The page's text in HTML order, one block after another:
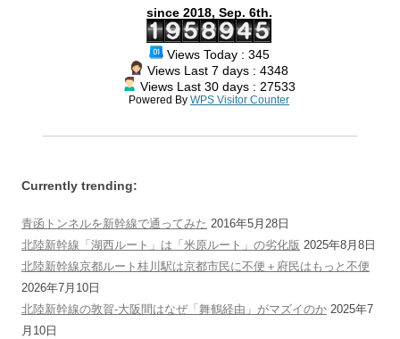
since 2018, Sep. 6th.
Views Today : 345
Views Last 7 days : 4348
Views Last 30 days : 27533
Powered By WPS Visitor Counter
Currently trending:
青函トンネルを新幹線で通ってみた 2016年5月28日
北陸新幹線「湖西ルート」は「米原ルート」の劣化版 2025年8月8日
北陸新幹線京都ルート桂川駅は京都市民に不便＋府民はもっと不便
2026年7月10日
北陸新幹線の敦賀-大阪間はなぜ「舞鶴経由」がマズイのか 2025年7
月10日